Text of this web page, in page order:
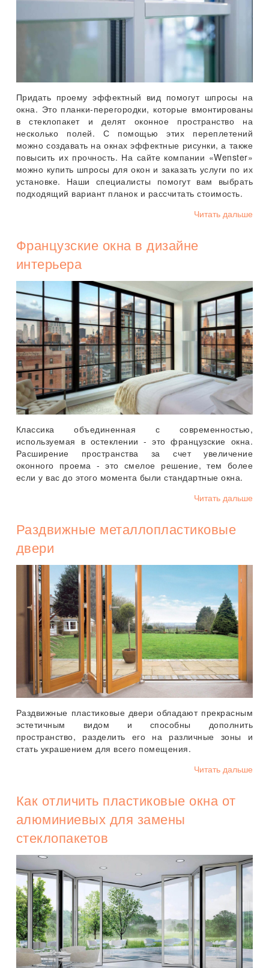
Придать проему эффектный вид помогут шпросы на
окна. Это планки-перегородки, которые вмонтированы
в стеклопакет и делят оконное пространство на
несколько полей. С помощью этих переплетений
можно создавать на окнах эффектные рисунки, а также
повысить их прочность. На сайте компании «Wenster»
можно купить шпросы для окон и заказать услуги по их
установке. Наши специалисты помогут вам выбрать
подходящий вариант планок и рассчитать стоимость.
Читать дальше
Французские окна в дизайне
интерьера
Классика объединенная с современностью,
используемая в остеклении - это французские окна.
Расширение пространства за счет увеличение
оконного проема - это смелое решение, тем более
если у вас до этого момента были стандартные окна.
Читать дальше
Раздвижные металлопластиковые
двери
Раздвижные пластиковые двери обладают прекрасным
эстетичным видом и способны дополнить
пространство, разделить его на различные зоны и
стать украшением для всего помещения.
Читать дальше
Как отличить пластиковые окна от
алюминиевых для замены
стеклопакетов